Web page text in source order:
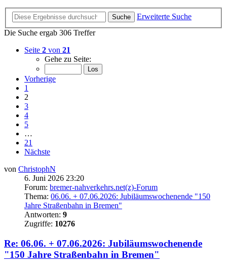
Suche
Erweiterte Suche
Die Suche ergab 306 Treffer
Seite 2 von 21
Gehe zu Seite:
Vorherige
1
2
3
4
5
…
21
Nächste
von ChristophN
6. Juni 2026 23:20
Forum: bremer-nahverkehrs.net(z)-Forum
Thema: 06.06. + 07.06.2026: Jubiläumswochenende "150
Jahre Straßenbahn in Bremen"
Antworten: 9
Zugriffe: 10276
Re: 06.06. + 07.06.2026: Jubiläumswochenende
"150 Jahre Straßenbahn in Bremen"